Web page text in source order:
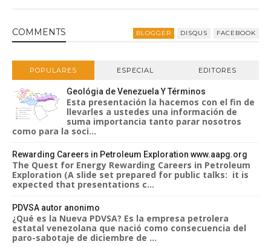
COMMENTS BLOGGER DISQUS FACEBOOK
POPULARES ESPECIAL EDITORES
Geológia de Venezuela Y Términos
Esta presentación la hacemos con el fin de
llevarles a ustedes una información de
suma importancia tanto parar nosotros
como para la soci...
Rewarding Careers in Petroleum Exploration www.aapg.org
The Quest for Energy Rewarding Careers in Petroleum
Exploration (A slide set prepared for public talks: it is
expected that presentations c...
PDVSA autor anonimo
¿Qué es la Nueva PDVSA? Es la empresa petrolera
estatal venezolana que nació como consecuencia del
paro-sabotaje de diciembre de ...